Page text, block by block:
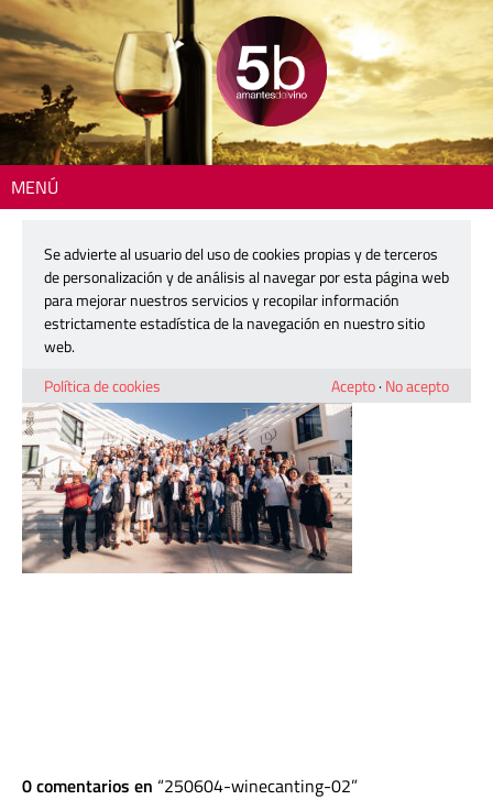
MENÚ
250604-winecanting-02
4 junio, 2025
0 comentarios en 250604-winecanting-02
Se advierte al usuario del uso de cookies propias y de terceros
de personalización y de análisis al navegar por esta página web
para mejorar nuestros servicios y recopilar información
estrictamente estadística de la navegación en nuestro sitio
web.
Política de cookies
Acepto· No acepto